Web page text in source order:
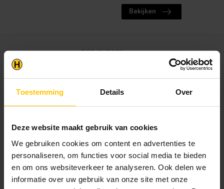
Toestemming Details Over
Deze website maakt gebruik van cookies
We gebruiken cookies om content en advertenties te
personaliseren, om functies voor social media te bieden
en om ons websiteverkeer te analyseren. Ook delen we
informatie over uw gebruik van onze site met onze
Bekijken
PGB-EUROPE
Maglock Magnetische
Materiaal:
Gehard staal
Lengte:
64 mm
Magnetische Maglock Bitshouder 60 mm
verpakt per stuk. Met deze bitsho...
Prijs vanaf
€13,70
€12,85 per Stuk